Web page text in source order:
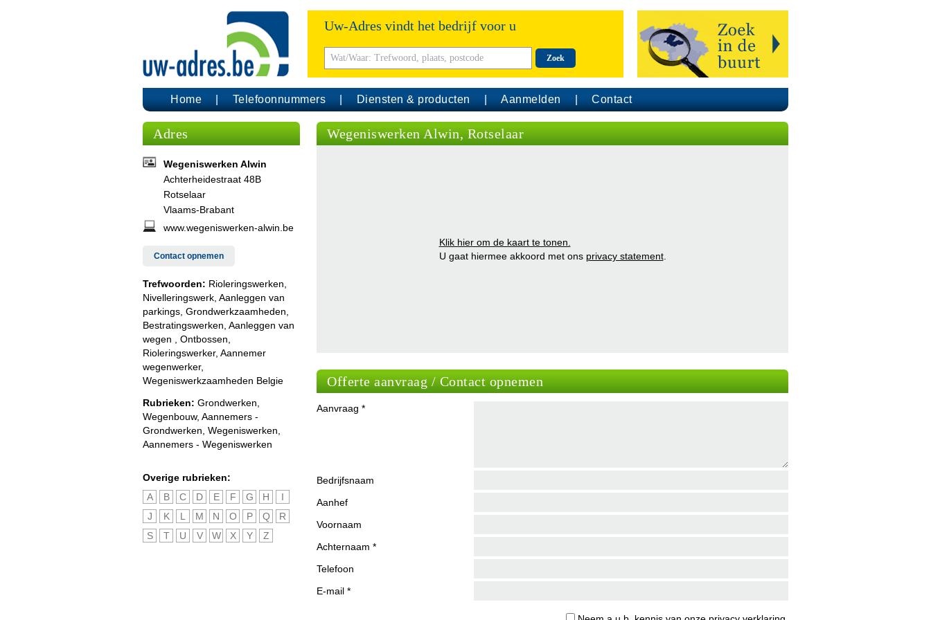
Uw-Adres vindt het bedrijf voor u
Zoek
Home Telefoonnummers Diensten & producten Aanmelden Contact
Adres
Wegeniswerken Alwin
Achterheidestraat 48B
Rotselaar
Vlaams-Brabant
www.wegeniswerken-alwin.be
Contact opnemen
Trefwoorden: Rioleringswerken,
Nivelleringswerk, Aanleggen van
parkings, Grondwerkzaamheden,
Bestratingswerken, Aanleggen van
wegen , Ontbossen,
Rioleringswerker, Aannemer
wegenwerker,
Wegeniswerkzaamheden Belgie
Rubrieken: Grondwerken
Wegenbouw, Aannemers -
Grondwerken Wegeniswerken
Aannemers - Wegeniswerken
Overige rubrieken:
A
B C D E F G H
I
J
K L M N O P Q
R
S
T U V W X Y Z
Wegeniswerken Alwin, Rotselaar
Klik hier om de kaart te tonen.
U gaat hiermee akkoord met ons privacy statement.
Offerte aanvraag / Contact opnemen
Aanvraag *
Bedrijfsnaam
Aanhef
Voornaam
Achternaam *
Telefoon
E-mail *